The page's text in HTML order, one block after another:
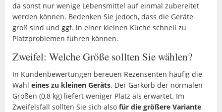
da sonst nur wenige Lebensmittel auf einmal zubereitet
werden können. Bedenken Sie jedoch, dass die Geräte
groß sind und ggf. in einer kleinen Küche schnell zu
Platzproblemen führen können.
Zweifel: Welche Größe sollten Sie wählen?
In Kundenbewertungen bereuen Rezensenten häufig die
Wahl eines zu kleinen Geräts. Der Garkorb der normalen
Größen (0,8 kg) liefert weniger Platz als erwartet. Im
Zweifelsfall sollten Sie sich also für die größere Variante